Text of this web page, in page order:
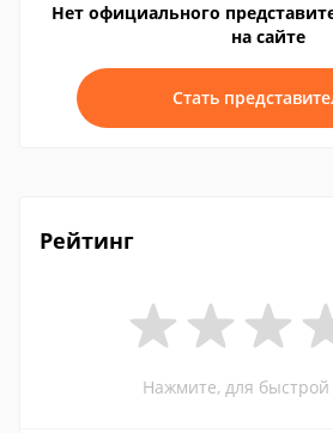
Нет официального
на сайте
Стать
Рейтинг
Нажмите, для